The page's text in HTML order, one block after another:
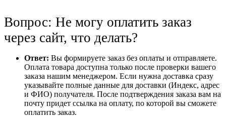
Вопрос: Не могу оплатить заказ
через сайт, что делать?
Ответ: Вы формируете заказ без оплаты и отправляете.
Оплата товара доступна только после проверки вашего
заказа нашим менеджером. Если нужна доставка сразу
указывайте полные данные для доставки (Индекс, адрес
и ФИО) получателя. После подтверждения заказа вам на
почту придет ссылка на оплату, по которой вы сможете
оплатить заказ.